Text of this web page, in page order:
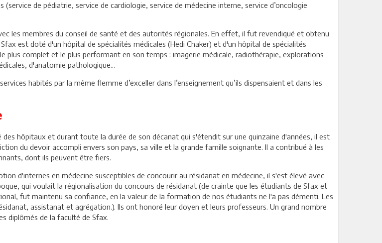
de pédiatrie, service de cardiologie, service de médecine interne, service d’oncologie
les membres du conseil de santé et des autorités régionales. En effet, il fut revendiqué et obtenu
est doté d'un hôpital de spécialités médicales (Hedi Chaker) et d'un hôpital de spécialités
plus complet et le plus performant en son temps : imagerie médicale, radiothérapie, explorations
d'anatomie pathologique...
habités par la même flemme d’exceller dans l’enseignement qu’ils dispensaient et dans les
hôpitaux et durant toute la durée de son décanat qui s'étendit sur une quinzaine d'années, il est
du devoir accompli envers son pays, sa ville et la grande famille soignante. Il a contribué à les
dont ils peuvent être fiers.
d'internes en médecine susceptibles de concourir au résidanat en médecine, il s'est élevé avec
qui voulait la régionalisation du concours de résidanat (de crainte que les étudiants de Sfax et
fut maintenu sa confiance, en la valeur de la formation de nos étudiants ne l'a pas démenti. Les
assistanat et agrégation.). Ils ont honoré leur doyen et leurs professeurs. Un grand nombre
diplômés de la faculté de Sfax.